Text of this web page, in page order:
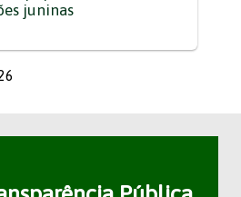
juninas